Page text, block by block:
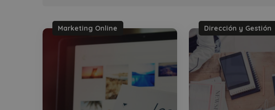
Marketing Online Dirección y Gestión